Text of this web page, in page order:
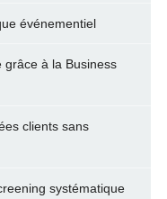
événementiel
à la Business
clients sans
systématique